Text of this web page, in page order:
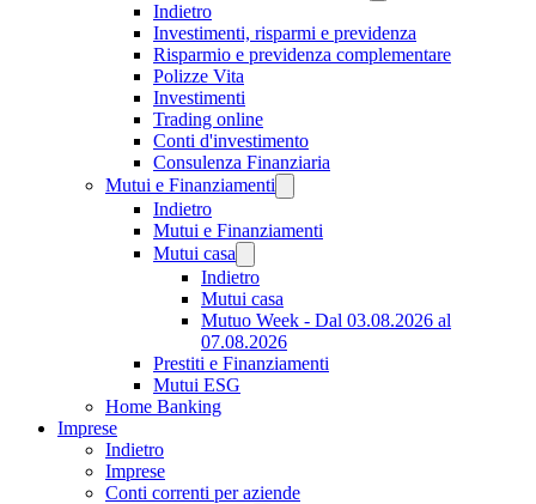
Indietro
Investimenti, risparmi e previdenza
Risparmio e previdenza complementare
Polizze Vita
Investimenti
Trading online
Conti d'investimento
Consulenza Finanziaria
Mutui e Finanziamenti
Indietro
Mutui e Finanziamenti
Mutui casa
Indietro
Mutui casa
Mutuo Week - Dal 03.08.2026 al
07.08.2026
Prestiti e Finanziamenti
Mutui ESG
Home Banking
Imprese
Indietro
Imprese
Conti correnti per aziende